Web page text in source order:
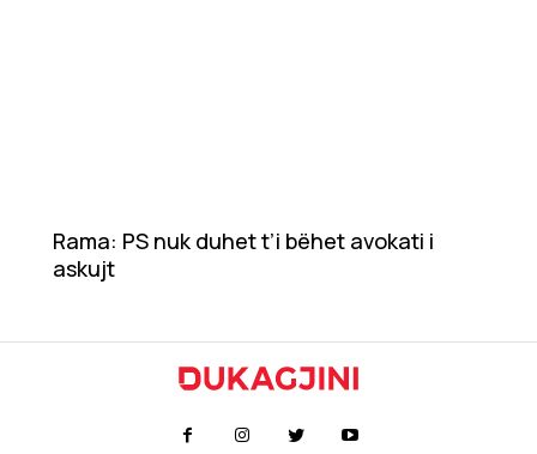
Rama: PS nuk duhet t’i bëhet avokati i
askujt